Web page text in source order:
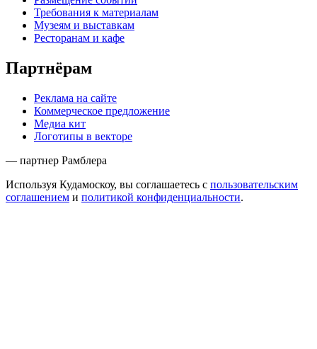
Требования к материалам
Музеям и выставкам
Ресторанам и кафе
Партнёрам
Реклама на сайте
Коммерческое предложение
Медиа кит
Логотипы в векторе
— партнер Рамблера
Используя Кудамоскоу, вы соглашаетесь с пользовательским
соглашением и политикой конфиденциальности.